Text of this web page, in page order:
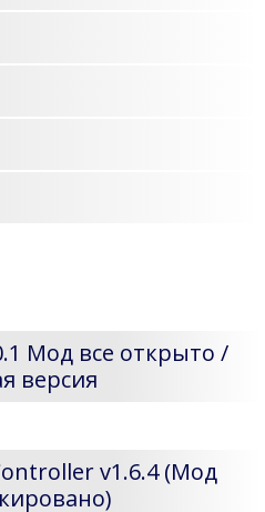
Мод все открыто /
версия
v1.6.4 (Мод